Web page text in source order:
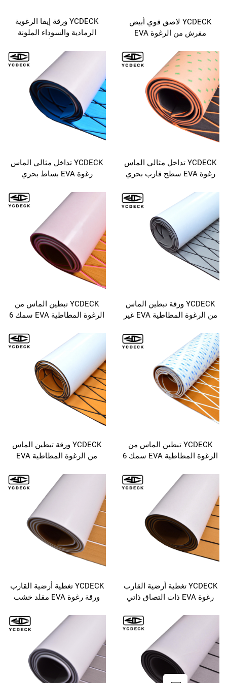
YCDECK لاصق قوي أبيض
مفرش من الرغوة EVA
البحرية
YCDECK ورقة إيفا الرغوية
الرمادية والسوداء الملونة
مضادة للانزلاق ذات تأثير قوي
YCDECK تداخل مثالي الماس
رغوة EVA سطح قارب بحري
لليخوت والقوارب
وقوارب الصيد
الخاصة بالتجديف
YCDECK تداخل مثالي الماس
رغوة EVA بساط بحري
والكاياك والمركبات الترفيهية
YCDECK ورقة تبطين الماس
من الرغوة المطاطية EVA غير
واليخوت
الأرضية
YCDECK تبطين الماس من
الرغوة المطاطية EVA سمك 6
لليخوت والحدائق والسيارات
YCDECK تبطين الماس من
الرغوة المطاطية EVA سمك 6
للأرضيات البحرية
YCDECK ورقة تبطين الماس
من الرغوة المطاطية EVA
واليخوت والمسابح والساحات
والألواح الزلقاء وغيرها
YCDECK تغطية أرضية القارب
رغوة EVA ذات التصاق ذاتي
الزيت للأرضيات
للقارب المحرك،
السكنية، اليخوتة،
منصة السباحة
YCDECK تغطية أرضية القارب
ورقة رغوة EVA مقلد خشب
غير الانزلاقية ذات التصاق ذاتي
للأرضيات لقوارب جون
وأرضيات اليخوت